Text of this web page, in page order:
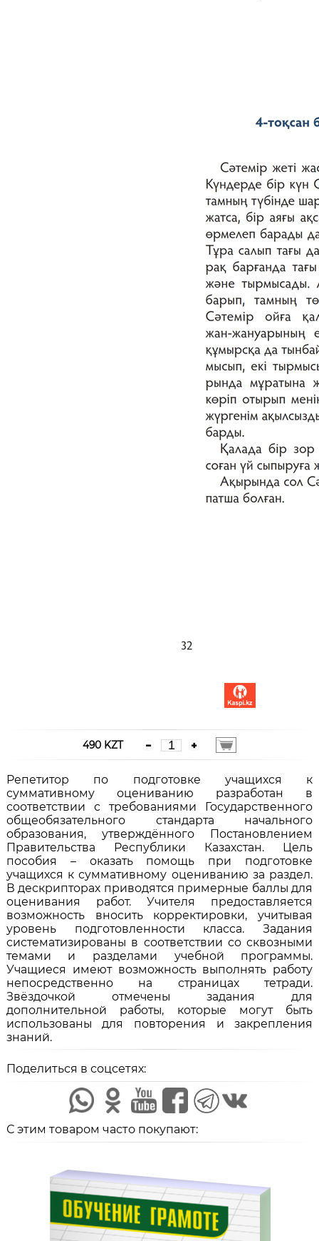
490 KZT
Репетитор по подготовке учащихся к
суммативному оцениванию разработан в
соответствии с требованиями Государственного
общеобязательного стандарта начального
образования, утверждённого Постановлением
Правительства Республики Казахстан. Цель
пособия – оказать помощь при подготовке
учащихся к суммативному оцениванию за раздел.
В дескрипторах приводятся примерные баллы для
оценивания работ. Учителя предоставляется
возможность вносить корректировки, учитывая
уровень подготовленности класса. Задания
систематизированы в соответствии со сквозными
темами и разделами учебной программы.
Учащиеся имеют возможность выполнять работу
непосредственно на страницах тетради.
Звёздочкой отмечены задания для
дополнительной работы, которые могут быть
использованы для повторения и закрепления
знаний.
Поделиться в соцсетях:
С этим товаром часто покупают: